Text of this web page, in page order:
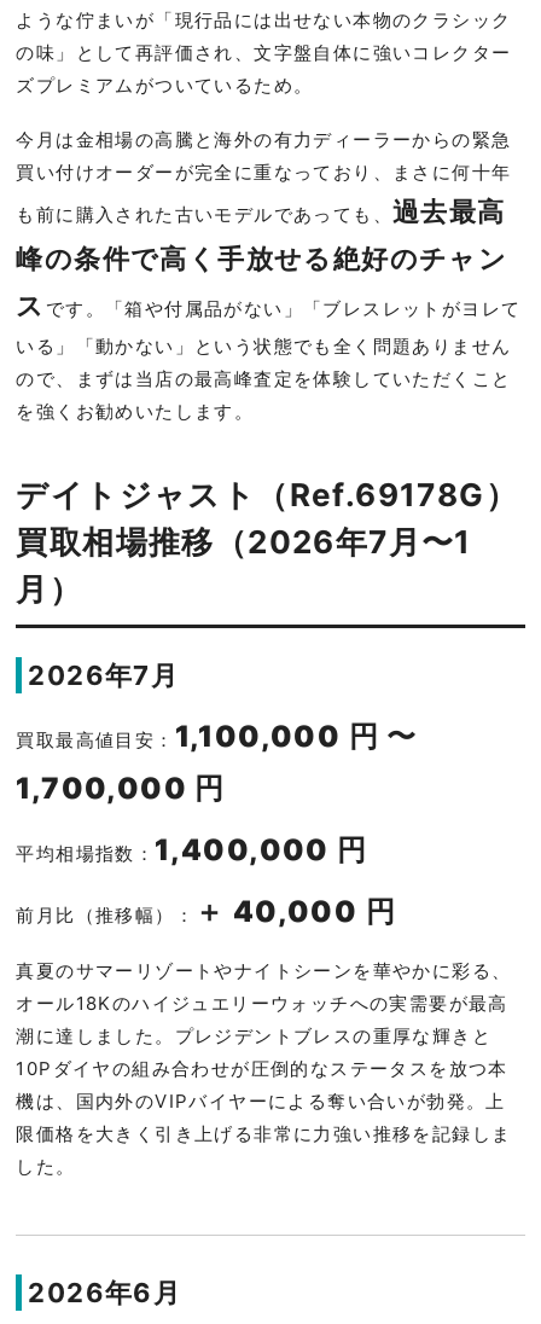
ような佇まいが「現行品には出せない本物のクラシック
の味」として再評価され、文字盤自体に強いコレクター
ズプレミアムがついているため。
今月は金相場の高騰と海外の有力ディーラーからの緊急
買い付けオーダーが完全に重なっており、まさに何十年
も前に購入された古いモデルであっても、過去最高
峰の条件で高く手放せる絶好のチャン
ス です。「箱や付属品がない」「ブレスレットがヨレて
いる」「動かない」という状態でも全く問題ありません
ので、まずは当店の最高峰査定を体験していただくこと
を強くお勧めいたします。
デイトジャスト（Ref.69178G）
買取相場推移（2026年7月〜1
月）
2026年7月
買取最高値目安： 1,100,000 円 〜
1,700,000 円
平均相場指数： 1,400,000 円
前月比（推移幅）： ＋ 40,000 円
真夏のサマーリゾートやナイトシーンを華やかに彩る、
オール18Kのハイジュエリーウォッチへの実需要が最高
潮に達しました。プレジデントブレスの重厚な輝きと
10Pダイヤの組み合わせが圧倒的なステータスを放つ本
機は、国内外のVIPバイヤーによる奪い合いが勃発。上
限価格を大きく引き上げる非常に力強い推移を記録しま
した。
2026年6月